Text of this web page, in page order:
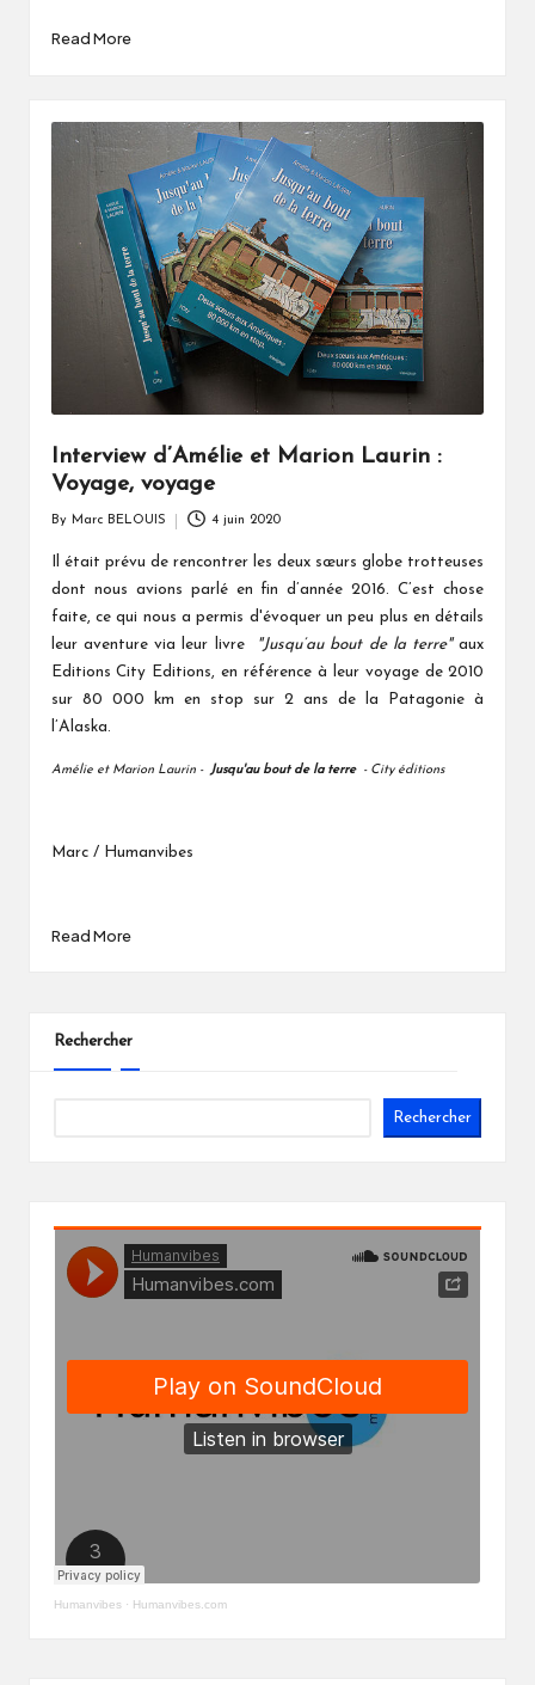
Read More
Interview d’Amélie et Marion Laurin :
Voyage, voyage
by
By Marc BELOUIS 4 juin 2020
Il était prévu de rencontrer les deux sœurs globe trotteuses
dont nous avions parlé en fin d’année 2016. C’est chose
faite, ce qui nous a permis d'évoquer un peu plus en détails
leur aventure via leur livre
"Jusqu’au bout de la terre"aux
Editions City Editions, en référence à leur voyage de 2010
sur 80 000 km en stop sur 2 ans de la Patagonie à
l’Alaska.
Amélie et Marion Laurin - Jusqu'au bout de la terre - City éditions
Marc / Humanvibes
Read More
Rechercher
Rechercher
Humanvibes · Humanvibes.com